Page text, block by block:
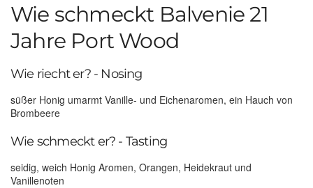
Wie schmeckt Balvenie 21
Jahre Port Wood
Wie riecht er? - Nosing
süßer Honig umarmt Vanille- und Eichenaromen, ein Hauch von
Brombeere
Wie schmeckt er? - Tasting
seidig, weich Honig Aromen, Orangen, Heidekraut und
Vanillenoten